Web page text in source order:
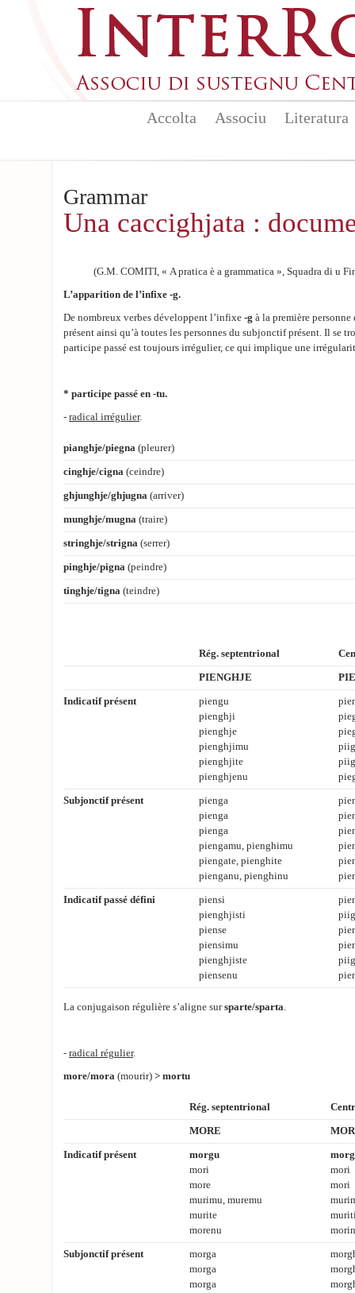
Accolta Associu Literatura
Grammar
Una caccighjata :
(G.M. COMITI, « A pratica è a grammatica », Squadra di u
L’apparition de l’infixe -g.
De nombreux verbes développent l’infixe -g à la première
présent ainsi qu’à toutes les personnes du subjonctif présent. Il se
participe passé est toujours irrégulier, ce qui implique une
* participe passé en -tu.
- radical irrégulier.
pianghje/piegna (pleurer)
cinghje/cigna (ceindre)
ghjunghje/ghjugna (arriver)
munghje/mugna (traire)
stringhje/strigna (serrer)
pinghje/pigna (peindre)
tinghje/tigna (teindre)
Rég. septentrional
PIENGHJE
Indicatif présent
piengu
pienghji
pienghje
pienghjimu
pienghjite
pienghjenu
Subjonctif présent
pienga
pienga
pienga
piengamu, pienghimu
piengate, pienghite
pienganu, pienghinu
Indicatif passé défini
piensi
pienghjisti
piense
piensimu
pienghjiste
piensenu
La conjugaison régulière s’aligne sursparte/sparta.
- radical régulier.
more/mora (mourir) > mortu
Rég. septentrional
MORE
Indicatif présent
morgu
mori
more
murimu, muremu
murite
morenu
mori
mori
Subjonctif présent
morga
morga
morga